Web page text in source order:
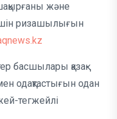
және
үшін ризашылығын
басшылары қазақ-
одақтастығын одан
тегжейлі